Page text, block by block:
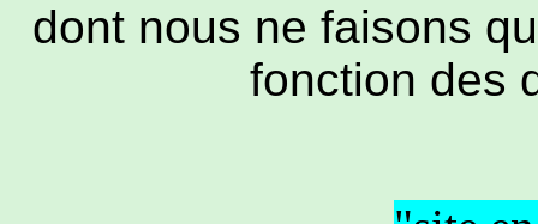
dont nous ne faisons
fonction des